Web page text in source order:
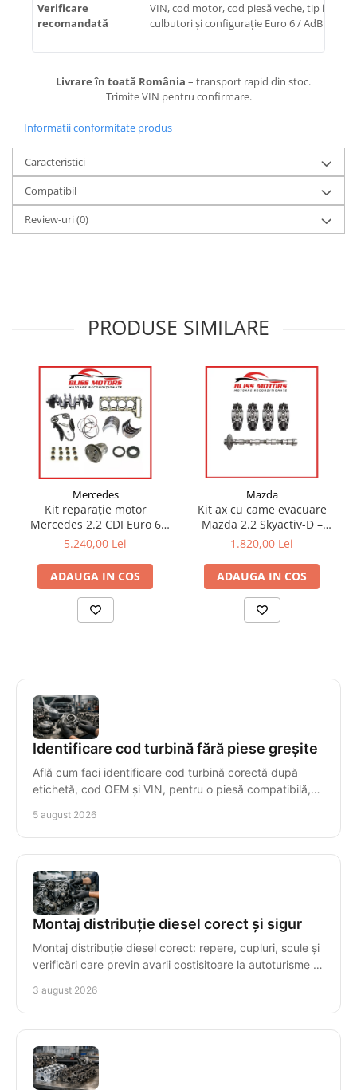
Verificare
recomandată
VIN, cod motor, cod piesă veche, tip
culbutori și configurație Euro 6 / AdBlue
Livrare în toată România – transport rapid din stoc.
Trimite VIN pentru confirmare.
Informatii conformitate produs
Caracteristici
Compatibil
Review-uri(0)
PRODUSE SIMILARE
Mercedes
Kit reparație motor
Mercedes 2.2 CDI Euro 6
(OM651) – arbore cotit + set
5.240,00 Lei
ADAUGA IN COS
Mazda
Kit ax cu came evacuare
Mazda 2.2 Skyactiv-D –
SH01-12-440A / SH01-12-
1.820,00 Lei
ADAUGA IN COS
Identificare cod turbină fără piese greșite
Află cum faci identificare cod turbină corectă după
etichetă, cod OEM și VIN, pentru o piesă compatibilă,
5 august 2026
Montaj distribuție diesel corect și sigur
Montaj distribuție diesel corect: repere, cupluri, scule și
verificări care previn avarii costisitoare la autoturisme și
3 august 2026